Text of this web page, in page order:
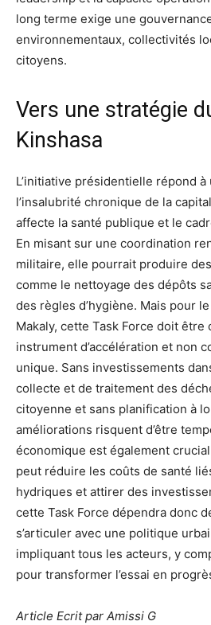
long terme exige une
environnementaux, collectivités
citoyens.
Vers une stratégie
Kinshasa
L’initiative présidentielle répond à
l’insalubrité chronique de la
affecte la santé publique et le
En misant sur une coordination
militaire, elle pourrait produire
comme le nettoyage des dépôts
des règles d’hygiène. Mais pour
Makaly, cette Task Force doit
instrument d’accélération et non
unique. Sans investissements
collecte et de traitement des
citoyenne et sans planification à
améliorations risquent d’être
économique est également
peut réduire les coûts de santé
hydriques et attirer des
cette Task Force dépendra donc
s’articuler avec une politique
impliquant tous les acteurs, y
pour transformer l’essai en
Article Ecrit par Amissi G